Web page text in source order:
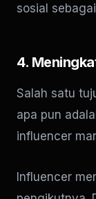
sosial
4.
Salah satu
apa pun
influencer
Influencer